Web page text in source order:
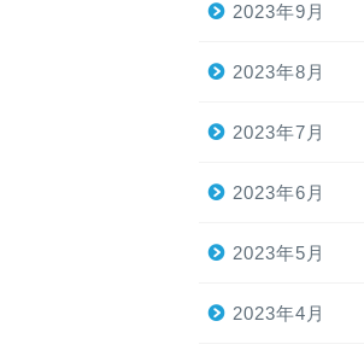
2023年9月
2023年8月
2023年7月
2023年6月
2023年5月
2023年4月